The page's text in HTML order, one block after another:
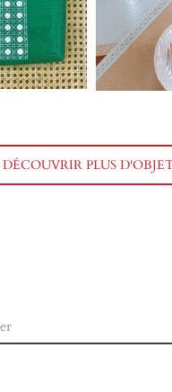
DÉCOUVRIR PLUS